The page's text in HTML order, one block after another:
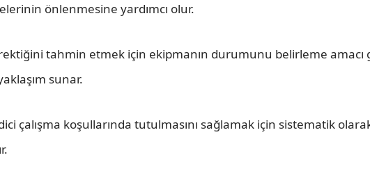
önlenmesine yardımcı olur.
tahmin etmek için ekipmanın durumunu belirleme amacı
sunar.
çalışma koşullarında tutulmasını sağlamak için sistematik